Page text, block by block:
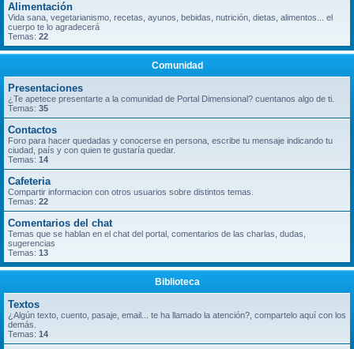
Alimentación
Vida sana, vegetarianismo, recetas, ayunos, bebidas, nutrición, dietas, alimentos... el
cuerpo te lo agradecerá
Temas: 22
Comunidad
Presentaciones
¿Te apetece presentarte a la comunidad de Portal Dimensional? cuentanos algo de ti.
Temas: 35
Contactos
Foro para hacer quedadas y conocerse en persona, escribe tu mensaje indicando tu
ciudad, país y con quien te gustaría quedar.
Temas: 14
Cafeteria
Compartir informacion con otros usuarios sobre distintos temas.
Temas: 22
Comentarios del chat
Temas que se hablan en el chat del portal, comentarios de las charlas, dudas,
sugerencias
Temas: 13
Biblioteca
Textos
¿Algún texto, cuento, pasaje, email... te ha llamado la atención?, compartelo aquí con los
demás.
Temas: 14